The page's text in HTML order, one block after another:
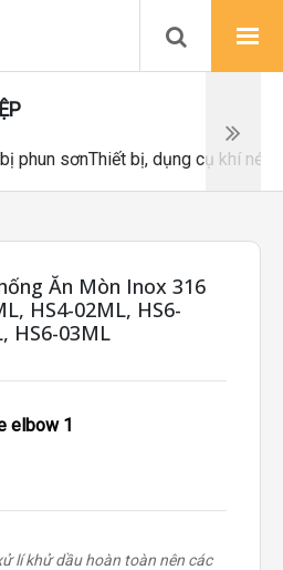
phun sơnThiết bị, dụng cụ khí nén
Ăn Mòn Inox 316
HS4-02ML, HS6-
HS6-03ML
elbow 1
lí khử dầu hoàn toàn nên các